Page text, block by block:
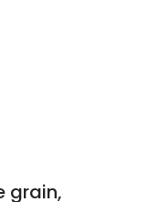
grain,